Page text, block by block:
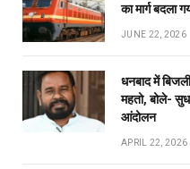
का मार्ग बदला
JUNE 22, 2026
धनबाद में
महतो, बोले-
आंदोलन
APRIL 22, 2026